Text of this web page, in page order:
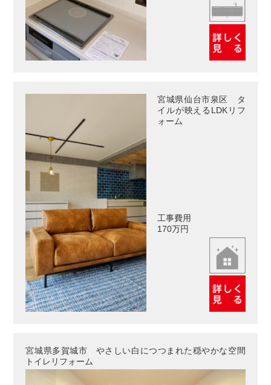
宮城県仙台市泉区 タ
イルが映えるLDKリフ
ォーム
工事費用
170万円
宮城県多賀城市 やさしい白につつまれた穏やかな空間
トイレリフォーム